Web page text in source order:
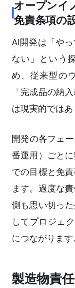
オープンイ
免責条項の
AI開発は「や
ない」という
め、従来型の
「完成品の納
は現実的ではあ
開発の各フェ
番運用）ごと
での目標と免
ます。過度な
側も思い切っ
してプロジェ
につながります
製造物責